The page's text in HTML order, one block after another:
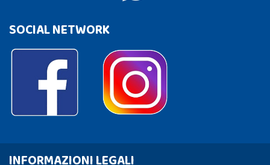
SOCIAL NETWORK
INFORMAZIONI LEGALI